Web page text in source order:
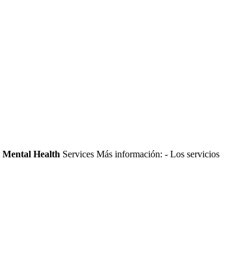
Mental Health Services Más información: - Los servicios